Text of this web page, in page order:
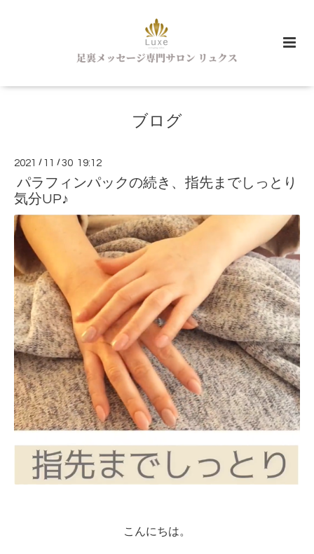
ブログ
2021 / 11 /30 19:12
パラフィンパックの続き、指先までしっとり
気分UP♪
こんにちは。